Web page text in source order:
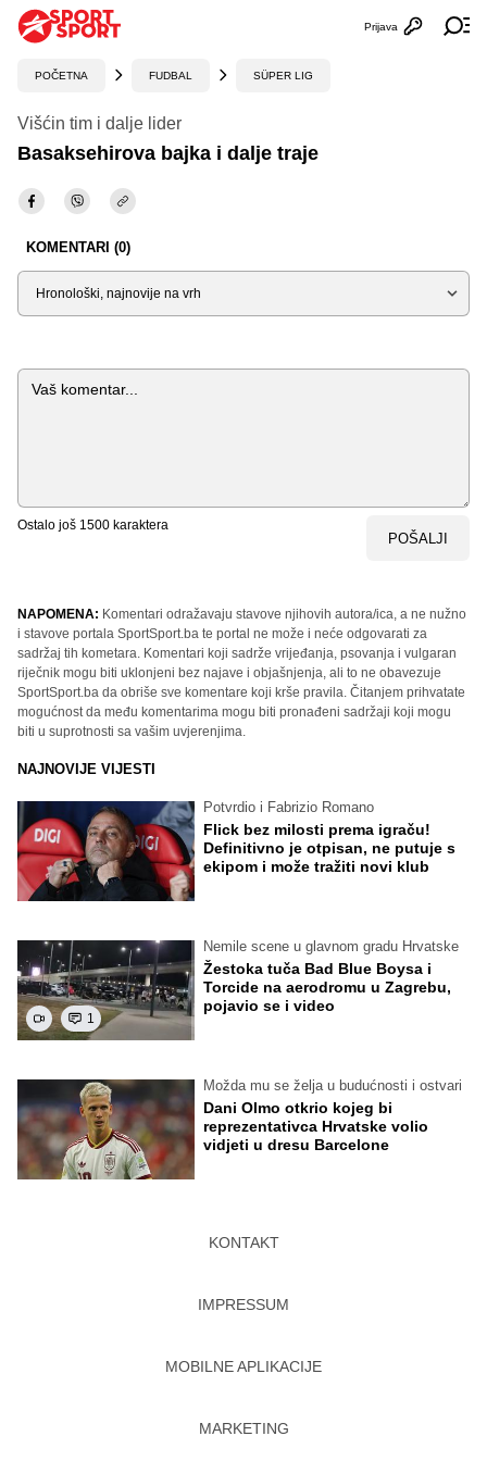
Otvori
Prijava
POČETNA FUDBAL SÜPER LIG
Višćin tim i dalje lider
Basaksehirova bajka i dalje traje
KOMENTARI (0)
Sortiraj
Komentar
Ostalo još 1500 karaktera
POŠALJI
NAPOMENA: Komentari odražavaju stavove njihovih autora/ica, a ne nužno
i stavove portala SportSport.ba te portal ne može i neće odgovarati za
sadržaj tih kometara. Komentari koji sadrže vrijeđanja, psovanja i vulgaran
riječnik mogu biti uklonjeni bez najave i objašnjenja, ali to ne obavezuje
SportSport.ba da obriše sve komentare koji krše pravila. Čitanjem prihvatate
mogućnost da među komentarima mogu biti pronađeni sadržaji koji mogu
biti u suprotnosti sa vašim uvjerenjima.
NAJNOVIJE VIJESTI
Potvrdio i Fabrizio Romano
Flick bez milosti prema igraču!
Definitivno je otpisan, ne putuje s
ekipom i može tražiti novi klub
1
Nemile scene u glavnom gradu Hrvatske
Žestoka tuča Bad Blue Boysa i
Torcide na aerodromu u Zagrebu,
pojavio se i video
Možda mu se želja u budućnosti i ostvari
Dani Olmo otkrio kojeg bi
reprezentativca Hrvatske volio
vidjeti u dresu Barcelone
KONTAKT
IMPRESSUM
MOBILNE APLIKACIJE
MARKETING